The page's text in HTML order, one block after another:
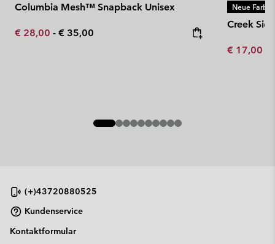
Columbia Mesh™ Snapback Unisex
Minimum sale price:
€ 28,00 - Maximum price:
€ 35,00
Neue
Creek
Minimum
€ 17,00
(+)43720880525
Kundenservice
Kontaktformular